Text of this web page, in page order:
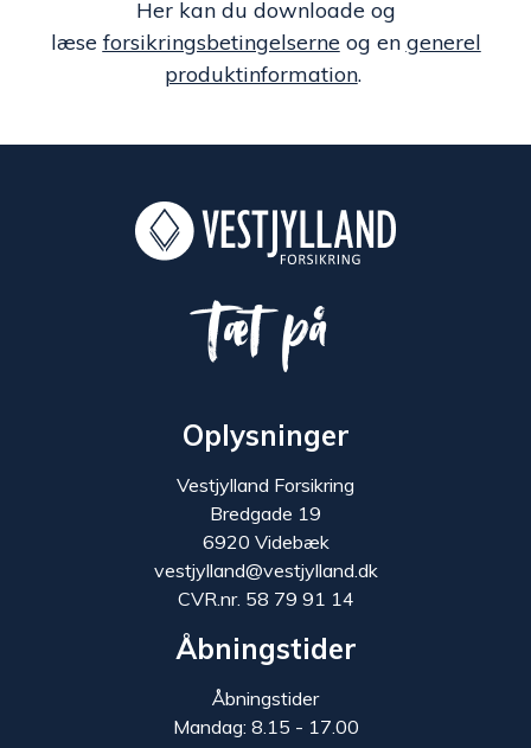
Her kan du downloade og
læse forsikringsbetingelserne og en generel
produktinformation.
Tæt på
Oplysninger
Vestjylland Forsikring
Bredgade 19
6920 Videbæk
vestjylland@vestjylland.dk
CVR.nr. 58 79 91 14
Åbningstider
Åbningstider
Mandag: 8.15 - 17.00